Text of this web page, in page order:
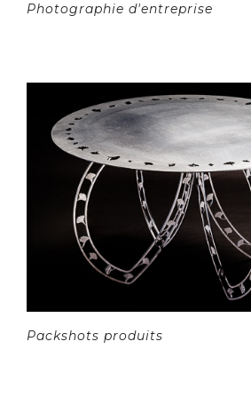
Photographie d'entreprise
Packshots produits